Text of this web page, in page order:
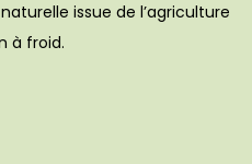
issue de l’agriculture
à froid.